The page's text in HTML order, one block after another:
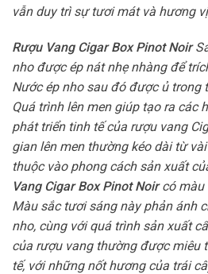
vẫn duy trì sự tươi mát và hương
Rượu Vang Cigar Box Pinot Noir
nho được ép nát nhẹ nhàng để
Nước ép nho sau đó được ủ trong
Quá trình lên men giúp tạo ra các
phát triển tinh tế của rượu vang
gian lên men thường kéo dài từ
thuộc vào phong cách sản xuất
Vang Cigar Box Pinot Noircó màu
Màu sắc tươi sáng này phản ánh
nho, cùng với quá trình sản xuất
của rượu vang thường được miêu
tế, với những nốt hương của trái